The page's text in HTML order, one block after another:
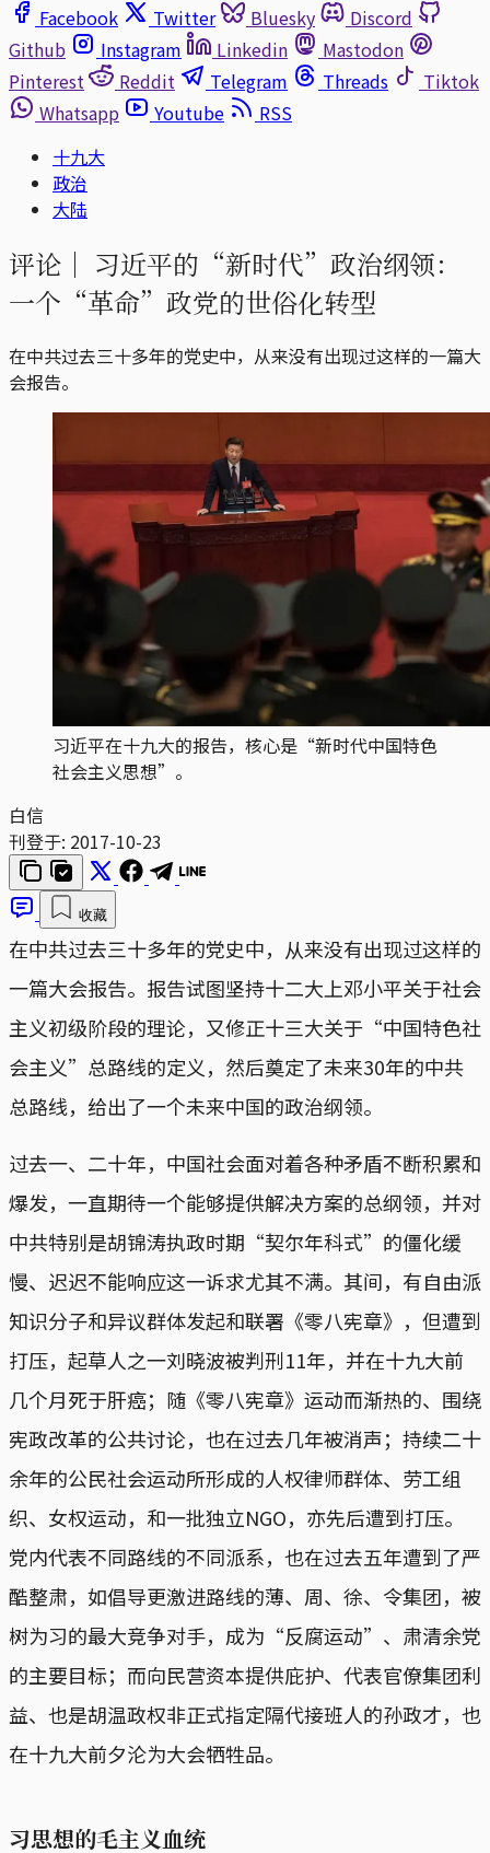
Facebook
Twitter Bluesky
Discord
Github
Instagram Linkedin
Mastodon
Pinterest
Reddit Telegram Threads
Tiktok
Whatsapp
Youtube
RSS
十九大
政治
大陆
评论｜ 习近平的“新时代”政治纲领：
一个“革命”政党的世俗化转型
在中共过去三十多年的党史中，从来没有出现过这样的一篇大
会报告。
习近平在十九大的报告，核心是“新时代中国特色
社会主义思想”。
白信
刊登于: 2017-10-23
收藏
在中共过去三十多年的党史中，从来没有出现过这样的
一篇大会报告。报告试图坚持十二大上邓小平关于社会
主义初级阶段的理论，又修正十三大关于“中国特色社
会主义”总路线的定义，然后奠定了未来30年的中共
总路线，给出了一个未来中国的政治纲领。
过去一、二十年，中国社会面对着各种矛盾不断积累和
爆发，一直期待一个能够提供解决方案的总纲领，并对
中共特别是胡锦涛执政时期“契尔年科式”的僵化缓
慢、迟迟不能响应这一诉求尤其不满。其间，有自由派
知识分子和异议群体发起和联署《零八宪章》，但遭到
打压，起草人之一刘晓波被判刑11年，并在十九大前
几个月死于肝癌；随《零八宪章》运动而渐热的、围绕
宪政改革的公共讨论，也在过去几年被消声；持续二十
余年的公民社会运动所形成的人权律师群体、劳工组
织、女权运动，和一批独立NGO，亦先后遭到打压。
党内代表不同路线的不同派系，也在过去五年遭到了严
酷整肃，如倡导更激进路线的薄、周、徐、令集团，被
树为习的最大竞争对手，成为“反腐运动”、肃清余党
的主要目标；而向民营资本提供庇护、代表官僚集团利
益、也是胡温政权非正式指定隔代接班人的孙政才，也
在十九大前夕沦为大会牺牲品。
习思想的毛主义血统